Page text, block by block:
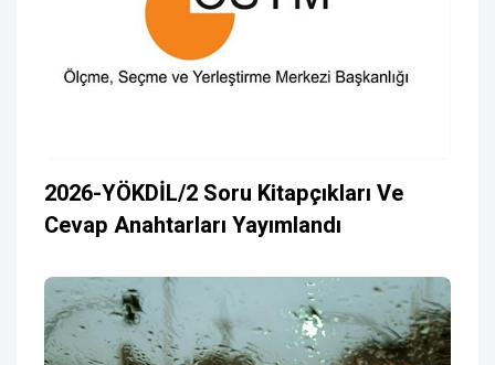
2026-YÖKDİL/2 Soru Kitapçıkları Ve
Cevap Anahtarları Yayımlandı